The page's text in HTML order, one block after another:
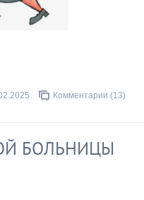
Комментарии (13)
БОЛЬНИЦЫ